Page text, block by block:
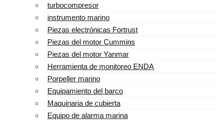
turbocompresor
instrumento marino
Piezas electrónicas Fortrust
Piezas del motor Cummins
Piezas del motor Yanmar
Herramienta de monitoreo ENDA
Porpeller marino
Equipamiento del barco
Maquinaria de cubierta
Equipo de alarma marina